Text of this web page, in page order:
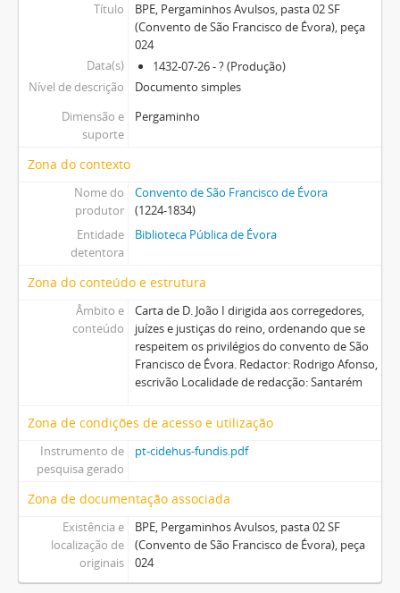
Título
BPE, Pergaminhos Avulsos, pasta 02 SF
(Convento de São Francisco de Évora), peça
024
Data(s)
1432-07-26 - ? (Produção)
Nível de descrição
Documento simples
Dimensão e
suporte
Pergaminho
Zona do contexto
Nome do
produtor
Convento de São Francisco de Évora
(1224-1834)
Entidade
detentora
Biblioteca Pública de Évora
Zona do conteúdo e estrutura
Âmbito e
conteúdo
Carta de D. João I dirigida aos corregedores,
juízes e justiças do reino, ordenando que se
respeitem os privilégios do convento de São
Francisco de Évora. Redactor: Rodrigo Afonso,
escrivão Localidade de redacção: Santarém
Zona de condições de acesso e utilização
Instrumento de
pesquisa gerado
pt-cidehus-fundis.pdf
Zona de documentação associada
Existência e
localização de
originais
BPE, Pergaminhos Avulsos, pasta 02 SF
(Convento de São Francisco de Évora), peça
024